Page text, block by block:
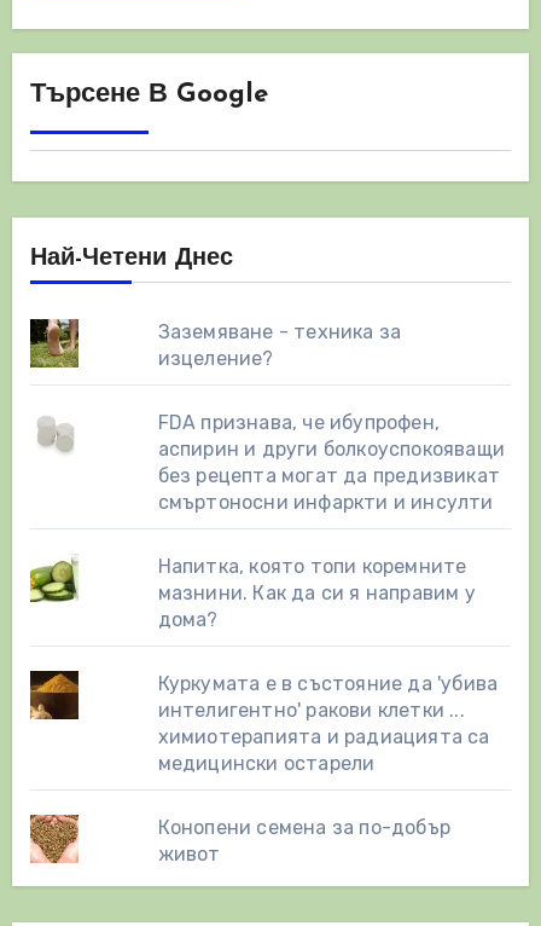
Търсене В Google
Най-Четени Днес
Заземяване - техника за
изцеление?
FDA признава, че ибупрофен,
аспирин и други болкоуспокояващи
без рецепта могат да предизвикат
смъртоносни инфаркти и инсулти
Напитка, която топи коремните
мазнини. Как да си я направим у
дома?
Куркумата е в състояние да 'убива
интелигентно' ракови клетки ...
химиотерапията и радиацията са
медицински остарели
Конопени семена за по-добър
живот